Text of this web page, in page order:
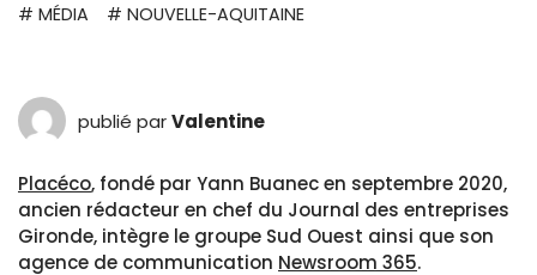
# MÉDIA # NOUVELLE-AQUITAINE
publié parValentine
Placéco, fondé par Yann Buanec en septembre 2020,
ancien rédacteur en chef du Journal des entreprises
Gironde, intègre le groupe Sud Ouest ainsi que son
agence de communication Newsroom 365.